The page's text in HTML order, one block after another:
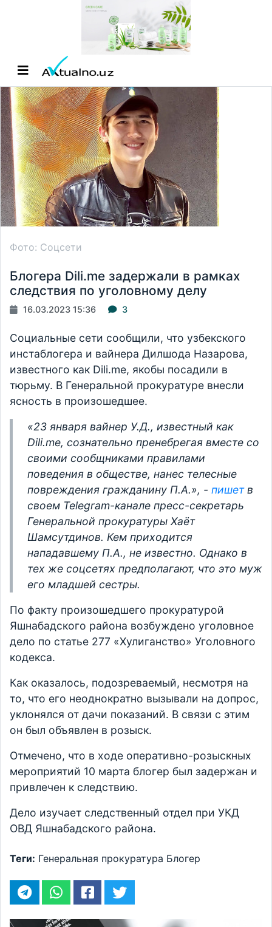
Фото: Соцсети
Блогера Dili.me задержали в рамках
следствия по уголовному делу
16.03.2023 15:36 3
Социальные сети сообщили, что узбекского
инстаблогера и вайнера Дилшода Назарова,
известного как Dili.me, якобы посадили в
тюрьму. В Генеральной прокуратуре внесли
ясность в произошедшее.
«23 января вайнер У.Д., известный как
Dili.me, сознательно пренебрегая вместе со
своими сообщниками правилами
поведения в обществе, нанес телесные
повреждения гражданину П.А.», - пишетв
своем Telegram-канале пресс-секретарь
Генеральной прокуратуры Хаёт
Шамсутдинов. Кем приходится
нападавшему П.А., не известно. Однако в
тех же соцсетях предполагают, что это муж
его младшей сестры.
По факту произошедшего прокуратурой
Яшнабадского района возбуждено уголовное
дело по статье 277 «Хулиганство» Уголовного
кодекса.
Как оказалось, подозреваемый, несмотря на
то, что его неоднократно вызывали на допрос,
уклонялся от дачи показаний. В связи с этим
он был объявлен в розыск.
Отмечено, что в ходе оперативно-розыскных
мероприятий 10 марта блогер был задержан и
привлечен к следствию.
Дело изучает следственный отдел при УКД
ОВД Яшнабадского района.
Теги: Генеральная прокуратура Блогер